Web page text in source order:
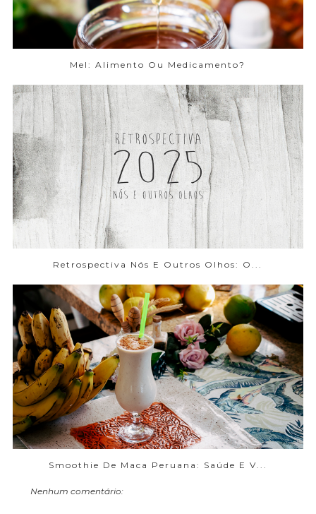
Mel: Alimento Ou Medicamento?
Retrospectiva Nós E Outros Olhos: O...
Smoothie De Maca Peruana: Saúde E V...
Nenhum comentário: